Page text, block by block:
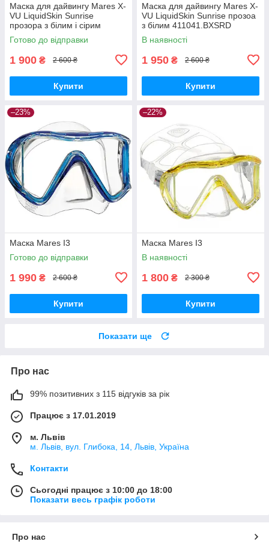
Маска для дайвингу Mares X-
VU LiquidSkin Sunrise
прозора з білим і сірим
411041.BXSWHWH
Готово до відправки
1 900 ₴ 2 600 ₴
Купити
Маска для дайвингу Mares X-
VU LiquidSkin Sunrise прозоа
з білим 411041.BXSRD
В наявності
1 950 ₴ 2 600 ₴
Купити
–23%
Маска Mares I3
Готово до відправки
1 990 ₴ 2 600 ₴
Купити
–22%
Маска Mares I3
В наявності
1 800 ₴ 2 300 ₴
Купити
Показати ще
Про нас
99% позитивних з 115 відгуків за рік
Працює з 17.01.2019
м. Львів
м. Львів, вул. Глибока, 14, Львів, Україна
Контакти
Сьогодні працює з 10:00 до 18:00
Показати весь графік роботи
Про нас